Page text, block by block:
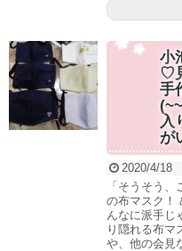
小
♡
手
入
が
2020/4/18
「そうそう
の布マスク！
んなに派手じ
り隠れる布マ
や、他の会見